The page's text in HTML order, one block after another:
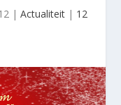
| Actualiteit | 12